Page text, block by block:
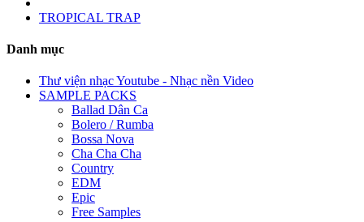
TROPICAL TRAP
Danh mục
Thư viện nhạc Youtube - Nhạc nền Video
SAMPLE PACKS
Ballad Dân Ca
Bolero / Rumba
Bossa Nova
Cha Cha Cha
Country
EDM
Epic
Free Samples